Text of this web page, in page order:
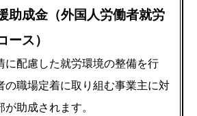
助成金（外国人労働者就労
ス）
に配慮した就労環境の整備を行
の職場定着に取り組む事業主に対
助成されます。